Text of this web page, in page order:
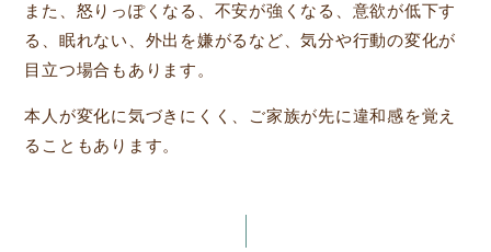
また、怒りっぽくなる、不安が強くなる、意欲が低下す
る、眠れない、外出を嫌がるなど、気分や行動の変化が
目立つ場合もあります。
本人が変化に気づきにくく、ご家族が先に違和感を覚え
ることもあります。